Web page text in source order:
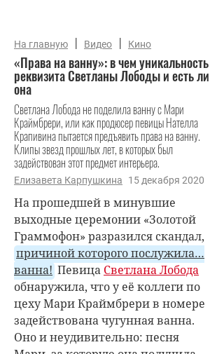
На главную | Видео | Кино
«Права на ванну»: в чем уникальность
реквизита Светланы Лободы и есть ли
она
Светлана Лобода не поделила ванну с Мари
Краймбрери, или как продюсер певицы Нателла
Крапивина пытается предъявить права на ванну.
Клипы звезд прошлых лет, в которых был
задействован этот предмет интерьера.
Елизавета Карпушкина 15 декабря 2020
На прошедшей в минувшие
выходные церемонии «Золотой
Граммофон» разразился скандал,
причиной которого послужила…
ванна! Певица Светлана Лобода
обнаружила, что у её коллеги по
цеху Мари Краймбрери в номере
задействована чугунная ванна.
Оно и неудивительно: песня